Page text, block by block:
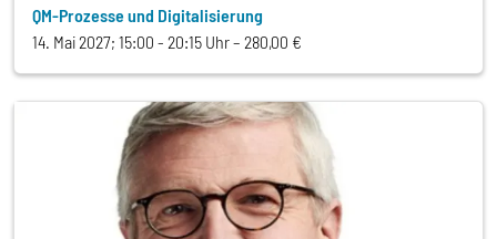
QM-Prozesse und Digitalisierung
14. Mai 2027; 15:00 - 20:15 Uhr
280,00 €